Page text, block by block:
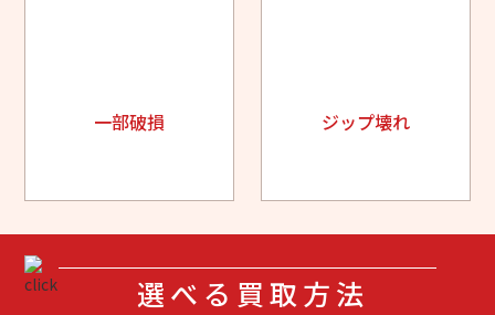
一部破損 ジップ壊れ
選べる買取方法